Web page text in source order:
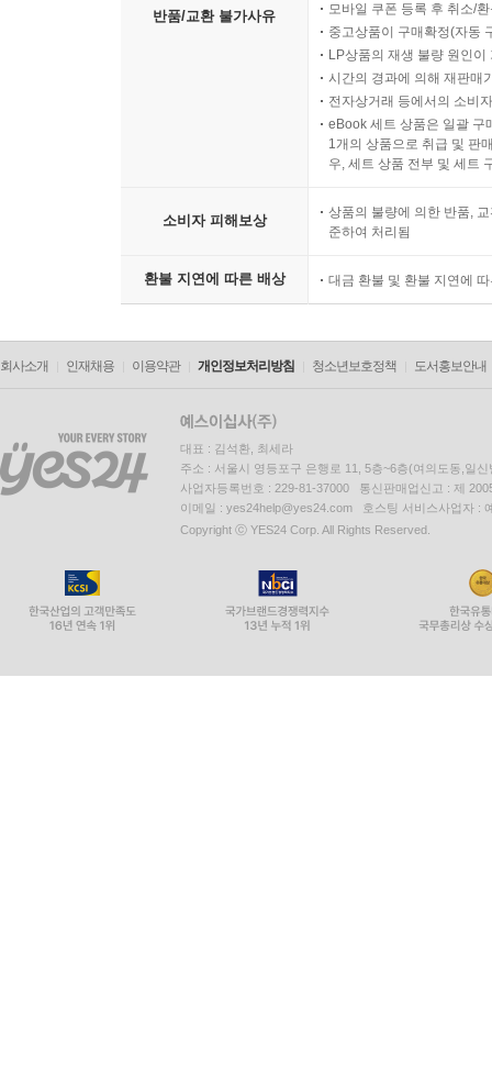
반품/교환 불가사유
모바일 쿠폰 등록 후 취소/
중고상품이 구매확정(자동
LP상품의 재생 불량 원인
시간의 경과에 의해 재판매
전자상거래 등에서의 소비
eBook 세트 상품은 일괄 구
1개의 상품으로 취급 및 판
우, 세트 상품 전부 및 세트
소비자 피해보상
상품의 불량에 의한 반품,
준하여 처리됨
환불 지연에 따른 배상 대금 환불 및 환불 지연에
회사소개 인재채용 이용약관 개인정보처리방침 청소년보호정책 도서홍보안내
대표 : 김석환, 최세라
주소 : 서울시 영등포구 은행로 11, 5층~6층(여의도동,일신
사업자등록번호 : 229-81-37000 통신판매업신고 : 제
이메일 : yes24help@yes24.com 호스팅 서비스사업자 :
Copyright ⓒ YES24 Corp. All Rights Reserved.